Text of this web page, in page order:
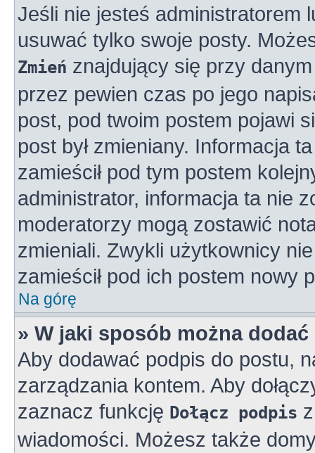
Jeśli nie jesteś administratorem
usuwać tylko swoje posty.
Zmień znajdujący się przy
przez pewien czas po jego
post, pod twoim postem pojawi
post był zmieniany. Informacja
zamieścił pod tym postem
administrator, informacja ta nie
moderatorzy mogą zostawić
zmieniali. Zwykli użytkownicy
zamieścił pod ich postem nowy
Na górę
» W jaki sposób można
Aby dodawać podpis do postu,
zarządzania kontem. Aby
zaznacz funkcję Dołącz podpis
wiadomości. Możesz także